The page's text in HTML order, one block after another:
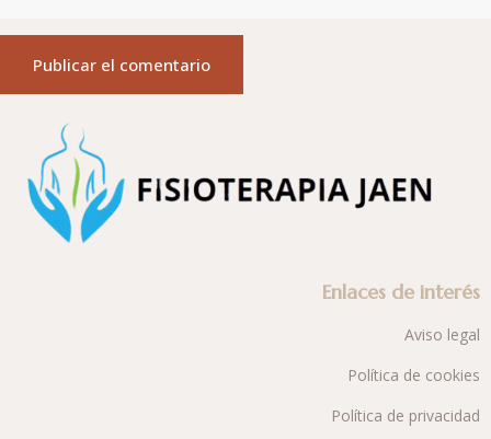
Enlaces de interés
Aviso legal
Política de cookies
Política de privacidad